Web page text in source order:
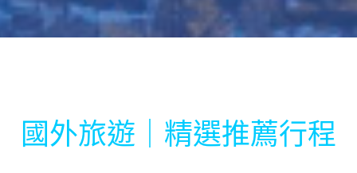
國外旅遊｜精選推薦行程